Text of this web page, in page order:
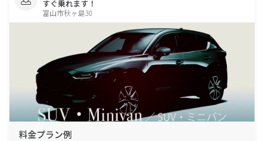
すぐ乗れます！
富山市秋ヶ島30
料金プラン例